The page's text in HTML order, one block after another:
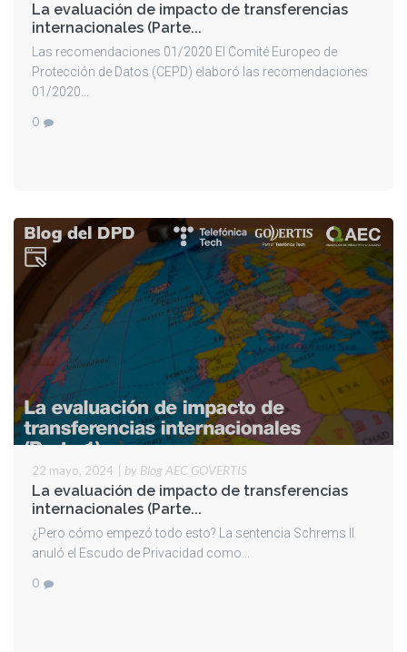
La evaluación de impacto de transferencias
internacionales (Parte...
Las recomendaciones 01/2020 El Comité Europeo de
Protección de Datos (CEPD) elaboró las recomendaciones
01/2020...
0
22 mayo, 2024 | by Blog AEC GOVERTIS
La evaluación de impacto de transferencias
internacionales (Parte...
¿Pero cómo empezó todo esto? La sentencia Schrems II
anuló el Escudo de Privacidad como...
0